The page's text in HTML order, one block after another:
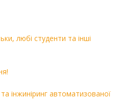
інжиніринг автоматизованої